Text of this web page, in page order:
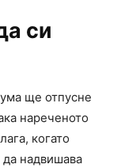
си
ще отпусне
нареченото
когато
да надвишава